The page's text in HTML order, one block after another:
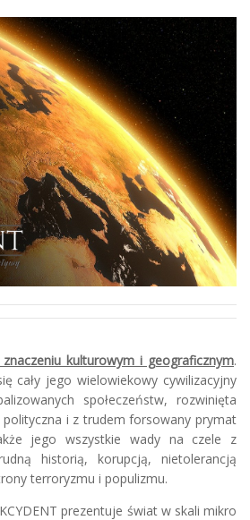
kulturowym i geograficznym.
cały jego wielowiekowy cywilizacyjny
społeczeństw, rozwinięta
i z trudem forsowany prymat
jego wszystkie wady na czele z
historią, korupcją, nietolerancją
terroryzmu i populizmu.
prezentuje świat w skali mikro